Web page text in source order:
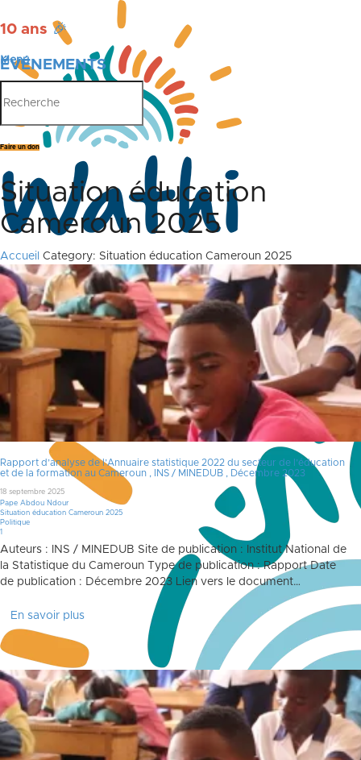
10 ans 🎉
ÉVÉNEMENTS
PUBLICATIONS
Menu
Faire un don
Situation éducation
Cameroun 2025
Accueil Category: Situation éducation Cameroun 2025
Rapport d’analyse de l’Annuaire statistique 2022 du secteur de l’éducation
et de la formation au Cameroun , INS / MINEDUB , Décembre 2023
18 septembre 2025
Pape Abdou Ndour
Situation éducation Cameroun 2025
Politique
1
Auteurs : INS / MINEDUB Site de publication : Institut National de
la Statistique du Cameroun Type de publication : Rapport Date
de publication : Décembre 2023 Lien vers le document…
En savoir plus